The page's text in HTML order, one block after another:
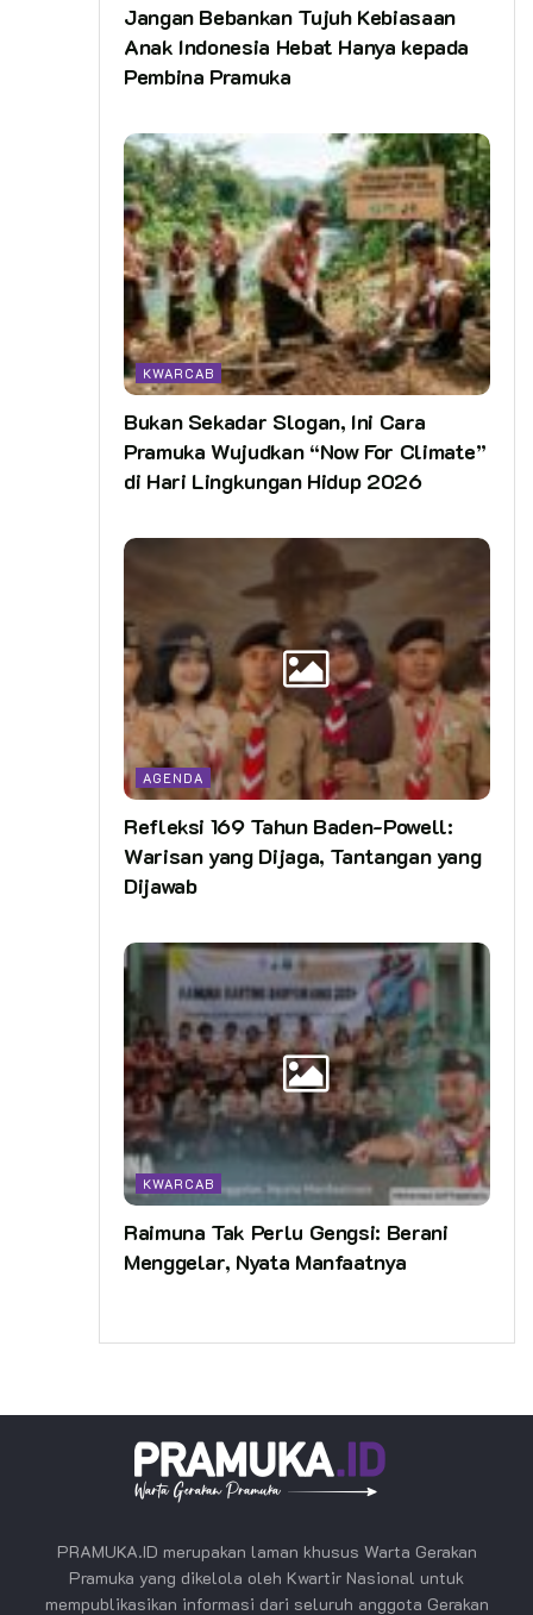
Jangan Bebankan Tujuh Kebiasaan
Anak Indonesia Hebat Hanya kepada
Pembina Pramuka
KWARCAB
Bukan Sekadar Slogan, Ini Cara
Pramuka Wujudkan “Now For Climate”
di Hari Lingkungan Hidup 2026
AGENDA
Refleksi 169 Tahun Baden-Powell:
Warisan yang Dijaga, Tantangan yang
Dijawab
KWARCAB
Raimuna Tak Perlu Gengsi: Berani
Menggelar, Nyata Manfaatnya
PRAMUKA.ID merupakan laman khusus Warta Gerakan
Pramuka yang dikelola oleh Kwartir Nasional untuk
mempublikasikan informasi dari seluruh anggota Gerakan